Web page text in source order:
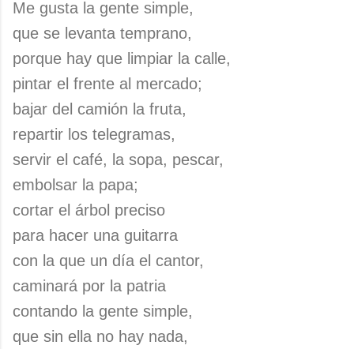
Me gusta la gente simple,
que se levanta temprano,
porque hay que limpiar la calle,
pintar el frente al mercado;
bajar del camión la fruta,
repartir los telegramas,
servir el café, la sopa, pescar,
embolsar la papa;
cortar el árbol preciso
para hacer una guitarra
con la que un día el cantor,
caminará por la patria
contando la gente simple,
que sin ella no hay nada,